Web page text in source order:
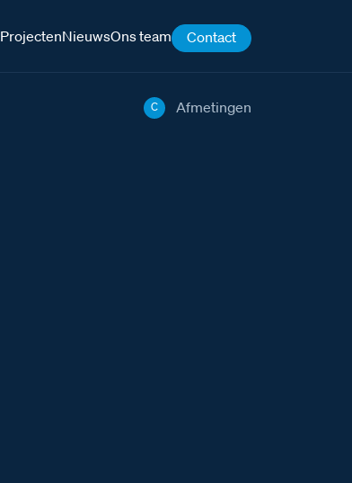
ProjectenNieuwsOns team Contact
C Afmetingen